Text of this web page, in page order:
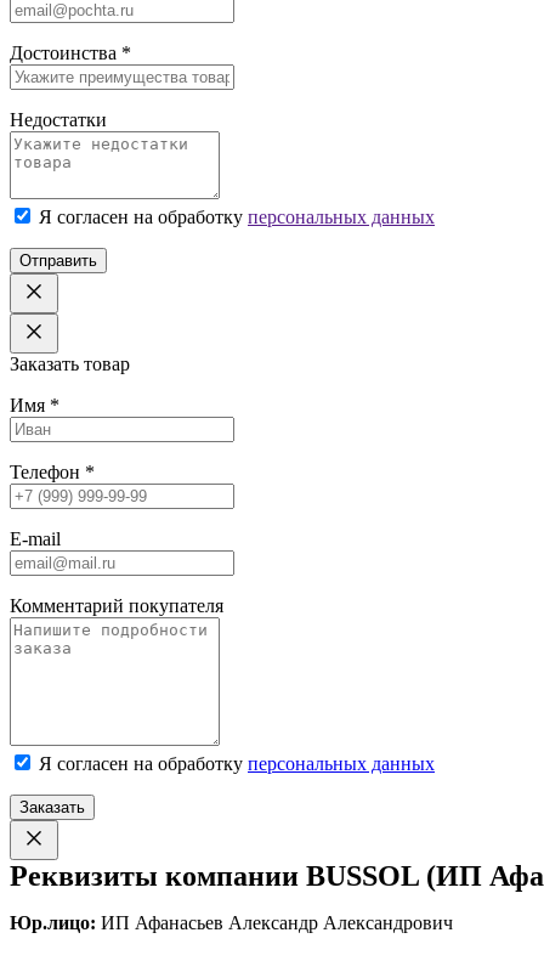
Достоинства *
Недостатки
Я согласен на обработку персональных данных
Отправить
Заказать товар
Имя *
Телефон *
E-mail
Комментарий покупателя
Я согласен на обработку персональных данных
Заказать
Реквизиты компании BUSSOL (ИП
Юр.лицо: ИП Афанасьев Александр Александрович